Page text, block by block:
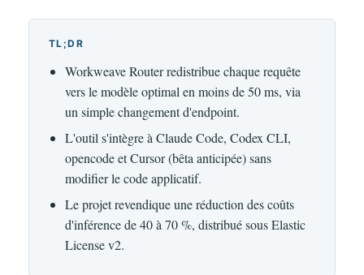
TL;DR
Workweave Router redistribue chaque requête
vers le modèle optimal en moins de 50 ms, via
un simple changement d'endpoint.
L'outil s'intègre à Claude Code, Codex CLI,
opencode et Cursor (bêta anticipée) sans
modifier le code applicatif.
Le projet revendique une réduction des coûts
d'inférence de 40 à 70 %, distribué sous Elastic
License v2.